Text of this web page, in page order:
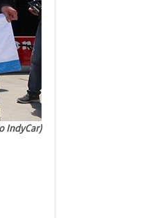
IndyCar)